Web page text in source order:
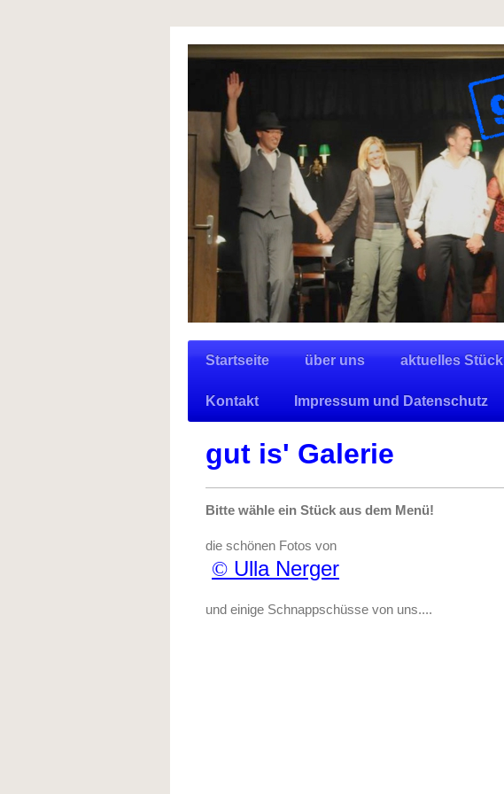
Startseite über uns aktuelles Stück
Kontakt Impressum und Datenschutz
gut is' Galerie
Bitte wähle ein Stück aus dem Menü!
die schönen Fotos von
© Ulla Nerger
und einige Schnappschüsse von uns....